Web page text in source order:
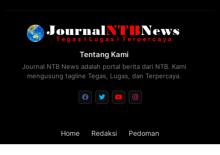
Tentang Kami
Journal NTB News adalah portal berita dari NTB. Kami
mengusung tagline Tegas, Lugas, dan Terpercaya.
Home Redaksi Pedoman